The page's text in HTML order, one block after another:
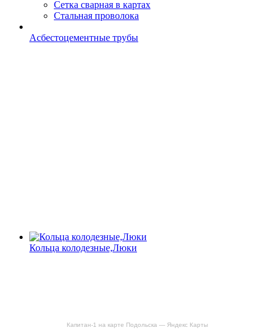
Капитан-1 на карте Подольска — Яндекс Карты
Сетка сварная в картах
Стальная проволока
Асбестоцементные трубы
Кольца колодезные,Люки